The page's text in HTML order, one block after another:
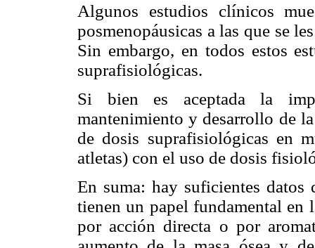
Algunos estudios clínicos
posmenopáusicas a las que se
Sin embargo, en todos estos
suprafisiológicas.
Si bien es aceptada la
mantenimiento y desarrollo de
de dosis suprafisiológicas en
atletas) con el uso de dosis
En suma: hay suficientes datos
tienen un papel fundamental
por acción directa o por